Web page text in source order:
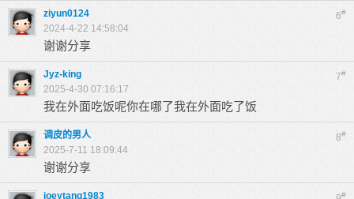
6#
ziyun0124
2024-4-22 14:58:04
谢谢分享
7#
Jyz-king
2025-4-30 07:16:17
我在外面吃饭呢你在哪了我在外面吃了饭
8#
调皮的男人
2025-7-11 18:09:44
谢谢分享
#
joeytang1983